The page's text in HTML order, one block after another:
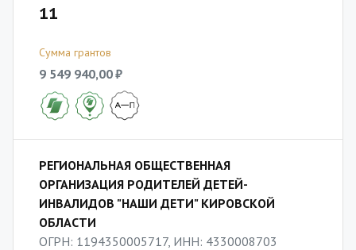
11
Сумма грантов
9 549 940,00 ₽
РЕГИОНАЛЬНАЯ ОБЩЕСТВЕННАЯ
ОРГАНИЗАЦИЯ РОДИТЕЛЕЙ ДЕТЕЙ-
ИНВАЛИДОВ "НАШИ ДЕТИ" КИРОВСКОЙ
ОБЛАСТИ
ОГРН: 1194350005717, ИНН: 4330008703